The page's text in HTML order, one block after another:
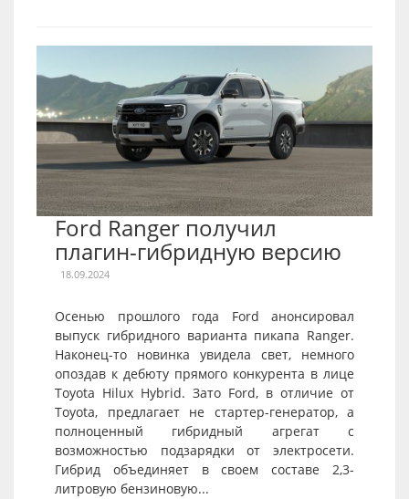
Ford Ranger получил
плагин-гибридную версию
18.09.2024
Осенью прошлого года Ford анонсировал
выпуск гибридного варианта пикапа Ranger.
Наконец-то новинка увидела свет, немного
опоздав к дебюту прямого конкурента в лице
Toyota Hilux Hybrid. Зато Ford, в отличие от
Toyota, предлагает не стартер-генератор, а
полноценный гибридный агрегат с
возможностью подзарядки от электросети.
Гибрид объединяет в своем составе 2,3-
литровую бензиновую...